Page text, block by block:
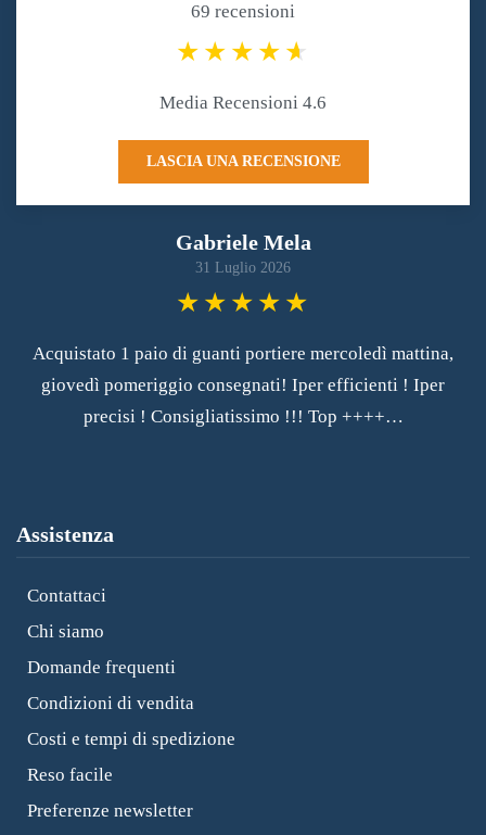
69 recensioni
Media Recensioni 4.6
LASCIA UNA RECENSIONE
Gabriele Mela
31 Luglio 2026
Acquistato 1 paio di guanti portiere mercoledì mattina,
giovedì pomeriggio consegnati! Iper efficienti ! Iper
precisi ! Consigliatissimo !!! Top ++++…
Assistenza
Contattaci
Chi siamo
Domande frequenti
Condizioni di vendita
Costi e tempi di spedizione
Reso facile
Preferenze newsletter